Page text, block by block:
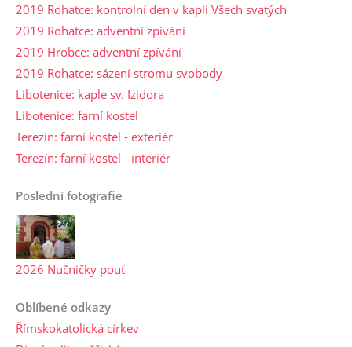
2019 Rohatce: kontrolní den v kapli Všech svatých
2019 Rohatce: adventní zpívání
2019 Hrobce: adventní zpívání
2019 Rohatce: sázení stromu svobody
Libotenice: kaple sv. Izidora
Libotenice: farní kostel
Terezín: farní kostel - exteriér
Terezín: farní kostel - interiér
Poslední fotografie
2026 Nučničky pouť
Oblíbené odkazy
Římskokatolická církev